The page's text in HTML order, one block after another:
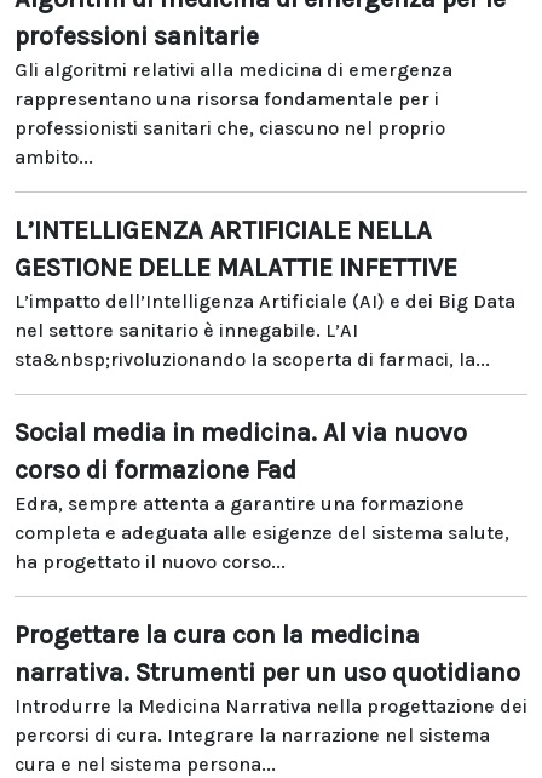
professioni sanitarie
Gli algoritmi relativi alla medicina di emergenza
rappresentano una risorsa fondamentale per i
professionisti sanitari che, ciascuno nel proprio
ambito...
L’INTELLIGENZA ARTIFICIALE NELLA
GESTIONE DELLE MALATTIE INFETTIVE
L’impatto dell’Intelligenza Artificiale (AI) e dei Big Data
nel settore sanitario è innegabile. L’AI
sta&nbsp;rivoluzionando la scoperta di farmaci, la...
Social media in medicina. Al via nuovo
corso di formazione Fad
Edra, sempre attenta a garantire una formazione
completa e adeguata alle esigenze del sistema salute,
ha progettato il nuovo corso...
Progettare la cura con la medicina
narrativa. Strumenti per un uso quotidiano
Introdurre la Medicina Narrativa nella progettazione dei
percorsi di cura. Integrare la narrazione nel sistema
cura e nel sistema persona...